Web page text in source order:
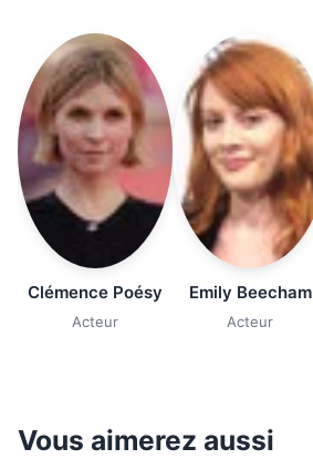
Clémence Poésy
Acteur
Emily Beecham
Acteur
Vous aimerez aussi